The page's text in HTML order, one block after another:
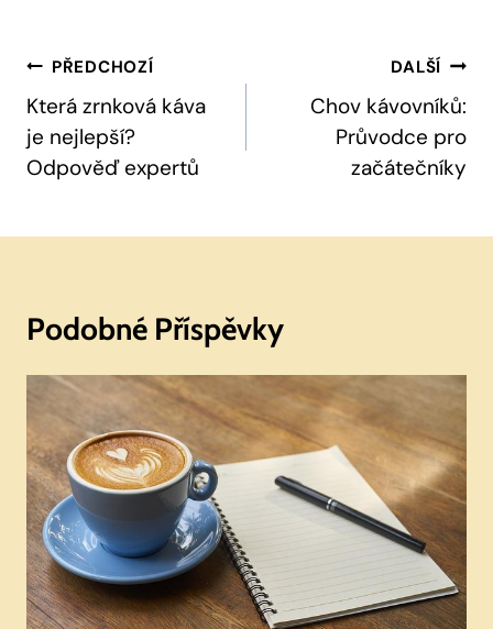
Navigace
Pro
Příspěvek
PŘEDCHOZÍ
Která zrnková káva
je nejlepší?
Odpověď expertů
DALŠÍ
Chov kávovníků:
Průvodce pro
začátečníky
Podobné Příspěvky